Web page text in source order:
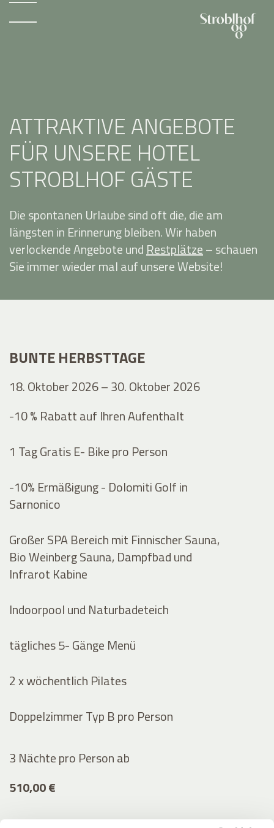
ATTRAKTIVE ANGEBOTE
FÜR UNSERE HOTEL
STROBLHOF GÄSTE
Die spontanen Urlaube sind oft die, die am
längsten in Erinnerung bleiben. Wir haben
verlockende Angebote undRestplätze– schauen
Sie immer wieder mal auf unsere Website!
BUNTE HERBSTTAGE
18. Oktober 2026 – 30. Oktober 2026
-10 % Rabatt auf Ihren Aufenthalt
1 Tag Gratis E- Bike pro Person
-10% Ermäßigung - Dolomiti Golf in
Sarnonico
Großer SPA Bereich mit Finnischer Sauna,
Bio Weinberg Sauna, Dampfbad und
Infrarot Kabine
Indoorpool und Naturbadeteich
tägliches 5- Gänge Menü
2 x wöchentlich Pilates
Doppelzimmer Typ B pro Person
3 Nächte pro Personab
510,00 €